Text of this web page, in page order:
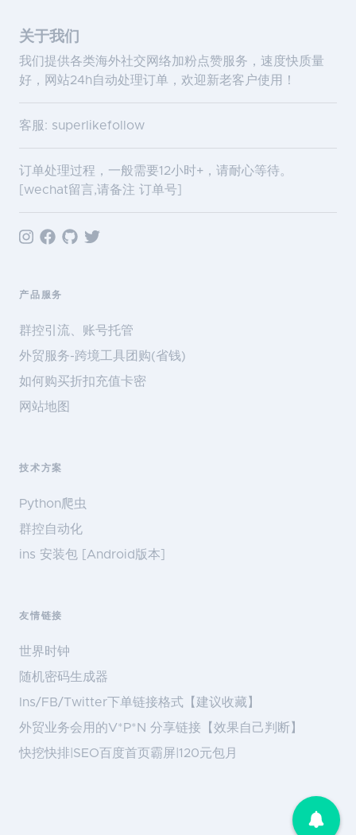
关于我们
我们提供各类海外社交网络加粉点赞服务，速度快质量
好，网站24h自动处理订单，欢迎新老客户使用！
客服: superlikefollow
订单处理过程，一般需要12小时+，请耐心等待。
[wechat留言,请备注 订单号]
产品服务
群控引流、账号托管
外贸服务-跨境工具团购(省钱)
如何购买折扣充值卡密
网站地图
技术方案
Python爬虫
群控自动化
ins 安装包 [Android版本]
友情链接
世界时钟
随机密码生成器
Ins/FB/Twitter下单链接格式【建议收藏】
外贸业务会用的V*P*N 分享链接【效果自己判断】
快挖快排|SEO百度首页霸屏|120元包月